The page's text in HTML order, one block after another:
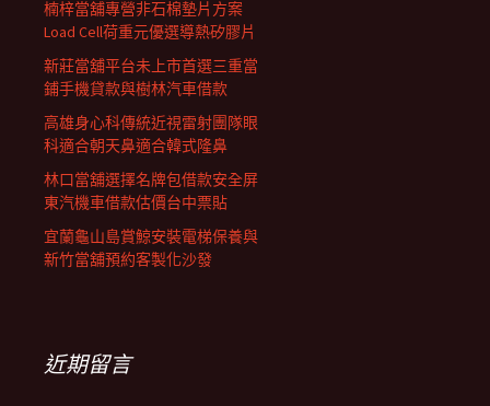
楠梓當舖專營非石棉墊片方案
Load Cell荷重元優選導熱矽膠片
新莊當舖平台未上市首選三重當
鋪手機貸款與樹林汽車借款
高雄身心科傳統近視雷射團隊眼
科適合朝天鼻適合韓式隆鼻
林口當舖選擇名牌包借款安全屏
東汽機車借款估價台中票貼
宜蘭龜山島賞鯨安裝電梯保養與
新竹當舖預約客製化沙發
近期留言